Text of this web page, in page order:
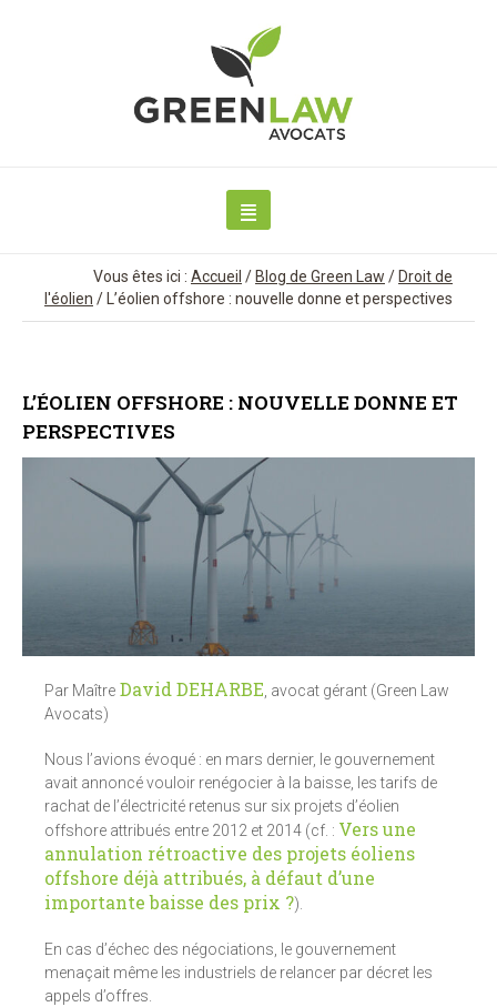
Vous êtes ici : Accueil / Blog de Green Law / Droit de
l'éolien / L’éolien offshore : nouvelle donne et perspectives
L’ÉOLIEN OFFSHORE : NOUVELLE DONNE ET
PERSPECTIVES
Par Maître David DEHARBE , avocat gérant (Green Law
Avocats)
Nous l’avions évoqué : en mars dernier, le gouvernement
avait annoncé vouloir renégocier à la baisse, les tarifs de
rachat de l’électricité retenus sur six projets d’éolien
offshore attribués entre 2012 et 2014 (cf. : Vers une
annulation rétroactive des projets éoliens
offshore déjà attribués, à défaut d’une
importante baisse des prix ?).
En cas d’échec des négociations, le gouvernement
menaçait même les industriels de relancer par décret les
appels d’offres.